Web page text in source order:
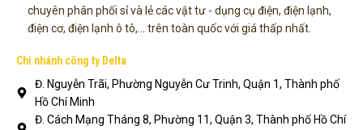
chuyên phân phối sỉ và lẻ các vật tư - dụng cụ điện, điện lạnh,
điện cơ, điện lạnh ô tô,... trên toàn quốc với giá thấp nhất.
Chi nhánh công ty Delta
Đ. Nguyễn Trãi, Phường Nguyễn Cư Trinh, Quận 1, Thành phố
Hồ Chí Minh
Đ. Cách Mạng Tháng 8, Phường 11, Quận 3, Thành phố Hồ Chí